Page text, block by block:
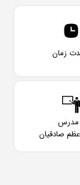
زمان
مدرس
صادقیان